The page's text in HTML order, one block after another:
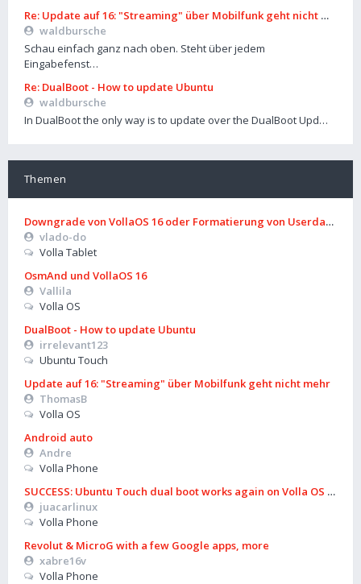
Re: Update auf 16: "Streaming" über Mobilfunk geht nicht mehr
waldbursche
Schau einfach ganz nach oben. Steht über jedem
Eingabefenst…
Re: DualBoot - How to update Ubuntu
waldbursche
In DualBoot the only way is to update over the DualBoot Upd…
Themen
Downgrade von VollaOS 16 oder Formatierung von Userdata
vlado-do
Volla Tablet
OsmAnd und VollaOS 16
Vallila
Volla OS
DualBoot - How to update Ubuntu
irrelevant123
Ubuntu Touch
Update auf 16: "Streaming" über Mobilfunk geht nicht mehr
ThomasB
Volla OS
Android auto
Andre
Volla Phone
SUCCESS: Ubuntu Touch dual boot works again on Volla OS 16
juacarlinux
Volla Phone
Revolut & MicroG with a few Google apps, more
xabre16v
Volla Phone